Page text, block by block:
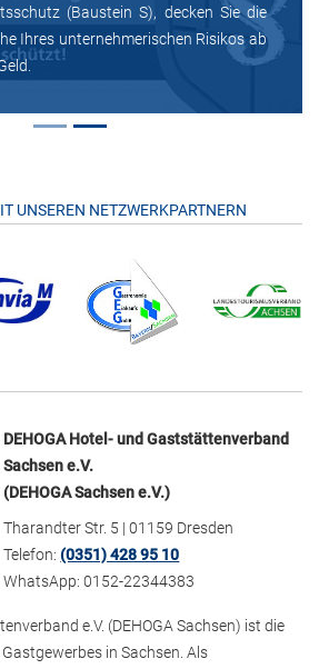
(Baustein S), decken Sie die
Ihres unternehmerischen Risikos ab
UNSEREN NETZWERKPARTNERN
DEHOGA Hotel- und Gaststättenverband
Sachsen e.V.
(DEHOGA Sachsen e.V.)
Tharandter Str. 5 | 01159 Dresden
Telefon:(0351) 428 95 10
WhatsApp: 0152-22344383
e.V. (DEHOGA Sachsen) ist die
in Sachsen. Als